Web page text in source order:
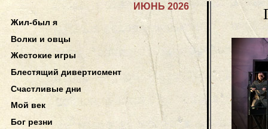
ИЮНЬ 2026
Жил-был я
Волки и овцы
Жестокие игры
Блестящий дивертисмент
Счастливые дни
Мой век
Бог резни